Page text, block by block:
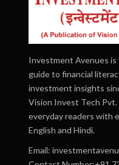
Investment Avenues
guide to financial
investment insights
Vision Invest Tech
everyday readers with
English and Hindi.
Email: